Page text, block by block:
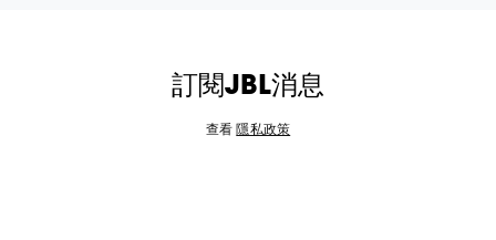
訂閱JBL消息
查看隱私政策